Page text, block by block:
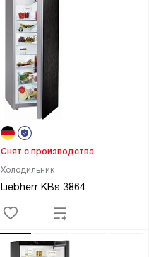
Холодильник
Liebherr KBs 3864
Снят с производства